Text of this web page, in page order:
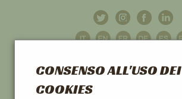
CONSENSO ALL'USO DEI
COOKIES